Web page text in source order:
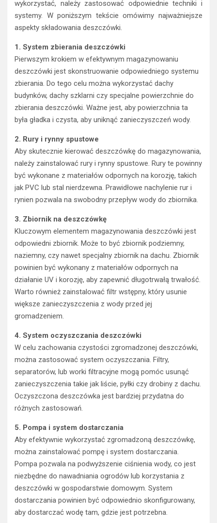
wykorzystać, należy zastosować odpowiednie techniki i
systemy. W poniższym tekście omówimy najważniejsze
aspekty składowania deszczówki.
1. System zbierania deszczówki
Pierwszym krokiem w efektywnym magazynowaniu
deszczówki jest skonstruowanie odpowiedniego systemu
zbierania. Do tego celu można wykorzystać dachy
budynków, dachy szklarni czy specjalne powierzchnie do
zbierania deszczówki. Ważne jest, aby powierzchnia ta
była gładka i czysta, aby uniknąć zanieczyszczeń wody.
2. Rury i rynny spustowe
Aby skutecznie kierować deszczówkę do magazynowania,
należy zainstalować rury i rynny spustowe. Rury te powinny
być wykonane z materiałów odpornych na korozję, takich
jak PVC lub stal nierdzewna. Prawidłowe nachylenie rur i
rynien pozwala na swobodny przepływ wody do zbiornika.
3. Zbiornik na deszczówkę
Kluczowym elementem magazynowania deszczówki jest
odpowiedni zbiornik. Może to być zbiornik podziemny,
naziemny, czy nawet specjalny zbiornik na dachu. Zbiornik
powinien być wykonany z materiałów odpornych na
działanie UV i korozję, aby zapewnić długotrwałą trwałość.
Warto również zainstalować filtr wstępny, który usunie
większe zanieczyszczenia z wody przed jej
gromadzeniem.
4. System oczyszczania deszczówki
W celu zachowania czystości zgromadzonej deszczówki,
można zastosować system oczyszczania. Filtry,
separatorów, lub worki filtracyjne mogą pomóc usunąć
zanieczyszczenia takie jak liście, pyłki czy drobiny z dachu.
Oczyszczona deszczówka jest bardziej przydatna do
różnych zastosowań.
5. Pompa i system dostarczania
Aby efektywnie wykorzystać zgromadzoną deszczówkę,
można zainstalować pompę i system dostarczania.
Pompa pozwala na podwyższenie ciśnienia wody, co jest
niezbędne do nawadniania ogrodów lub korzystania z
deszczówki w gospodarstwie domowym. System
dostarczania powinien być odpowiednio skonfigurowany,
aby dostarczać wodę tam, gdzie jest potrzebna.